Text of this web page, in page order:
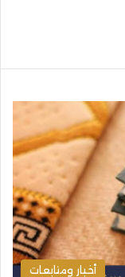
أخبار ومتابعات